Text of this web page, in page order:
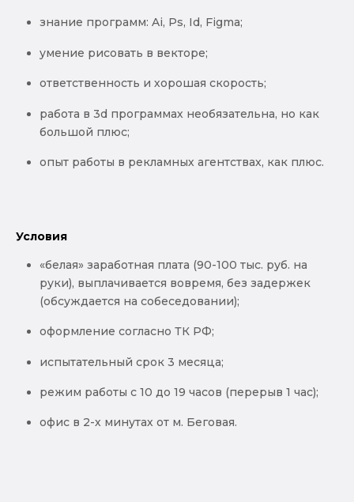
знание программ: Ai, Ps, Id, Figma;
умение рисовать в векторе;
ответственность и хорошая скорость;
работа в 3d программах необязательна, но как
большой плюс;
опыт работы в рекламных агентствах, как плюс.
Условия
«белая» заработная плата (90-100 тыс. руб. на
руки), выплачивается вовремя, без задержек
(обсуждается на собеседовании);
оформление согласно ТК РФ;
испытательный срок 3 месяца;
режим работы с 10 до 19 часов (перерыв 1 час);
офис в 2-х минутах от м. Беговая.